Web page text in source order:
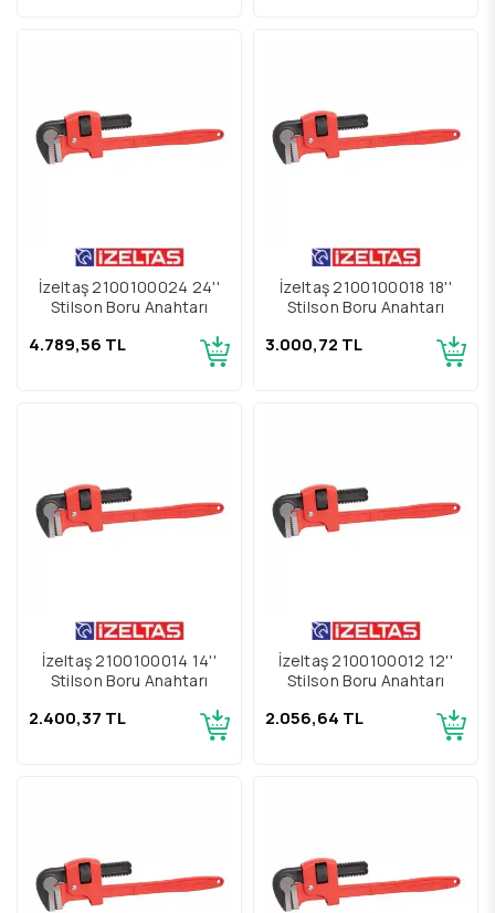
İzeltaş 2100100024 24''
Stilson Boru Anahtarı
4.789,56 TL
İzeltaş 2100100018 18''
Stilson Boru Anahtarı
3.000,72 TL
İzeltaş 2100100014 14''
Stilson Boru Anahtarı
2.400,37 TL
İzeltaş 2100100012 12''
Stilson Boru Anahtarı
2.056,64 TL